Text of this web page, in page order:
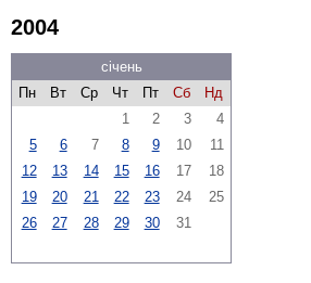
2004
січень
Пн
Вт Ср Чт Пт Сб
Нд
1
2 3
4
5
6 7 8 9 10
11
12
13 14 15 16 17
18
19
20 21 22 23 24
25
26
27 28 29 30 31